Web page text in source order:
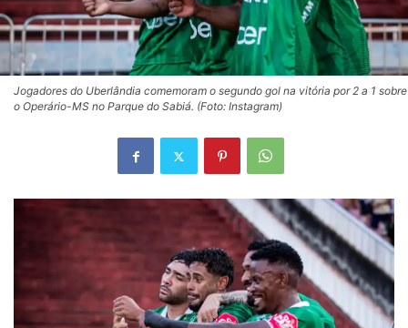
Jogadores do Uberlândia comemoram o segundo gol na vitória por 2 a 1 sobre
o Operário-MS no Parque do Sabiá. (Foto: Instagram)